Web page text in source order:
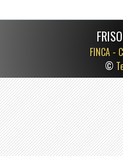
FINCA -
©